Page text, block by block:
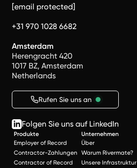
[email protected]
+31 970 1028 6682
Amsterdam
Herengracht 420
1017 BZ, Amsterdam
Netherlands
Rufen Sie uns an
Folgen Sie uns auf LinkedIn
Produkte
Employer of Record
Contractor-Zahlungen
Contractor of Record
Unternehmen
Über
Warum Rivermate?
Unsere Infrastruktur